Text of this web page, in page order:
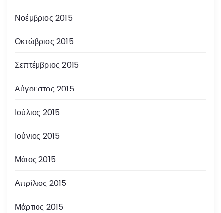
Νοέμβριος 2015
Οκτώβριος 2015
Σεπτέμβριος 2015
Αύγουστος 2015
Ιούλιος 2015
Ιούνιος 2015
Μάιος 2015
Απρίλιος 2015
Μάρτιος 2015